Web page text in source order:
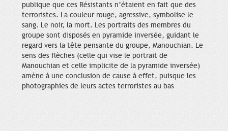
publique que ces Résistants n’étaient en fait que des
terroristes. La couleur rouge, agressive, symbolise le
sang. Le noir, la mort. Les portraits des membres du
groupe sont disposés en pyramide inversée, guidant le
regard vers la tête pensante du groupe, Manouchian. Le
sens des flèches (celle qui vise le portrait de
Manouchian et celle implicite de la pyramide inversée)
amène à une conclusion de cause à effet, puisque les
photographies de leurs actes terroristes au bas